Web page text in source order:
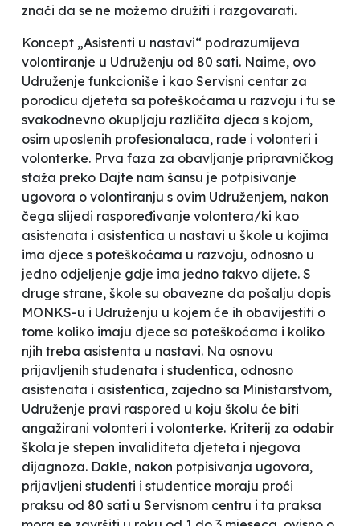
znači da se ne možemo družiti i razgovarati.
Koncept „Asistenti u nastavi“ podrazumijeva
volontiranje u Udruženju od 80 sati. Naime, ovo
Udruženje funkcioniše i kao Servisni centar za
porodicu djeteta sa poteškoćama u razvoju i tu se
svakodnevno okupljaju različita djeca s kojom,
osim uposlenih profesionalaca, rade i volonteri i
volonterke. Prva faza za obavljanje pripravničkog
staža preko Dajte nam šansu je potpisivanje
ugovora o volontiranju s ovim Udruženjem, nakon
čega slijedi raspoređivanje volontera/ki kao
asistenata i asistentica u nastavi u škole u kojima
ima djece s poteškoćama u razvoju, odnosno u
jedno odjeljenje gdje ima jedno takvo dijete. S
druge strane, škole su obavezne da pošalju dopis
MONKS-u i Udruženju u kojem će ih obavijestiti o
tome koliko imaju djece sa poteškoćama i koliko
njih treba asistenta u nastavi. Na osnovu
prijavljenih studenata i studentica, odnosno
asistenata i asistentica, zajedno sa Ministarstvom,
Udruženje pravi raspored u koju školu će biti
angažirani volonteri i volonterke. Kriterij za odabir
škola je stepen invaliditeta djeteta i njegova
dijagnoza. Dakle, nakon potpisivanja ugovora,
prijavljeni studenti i studentice moraju proći
praksu od 80 sati u Servisnom centru i ta praksa